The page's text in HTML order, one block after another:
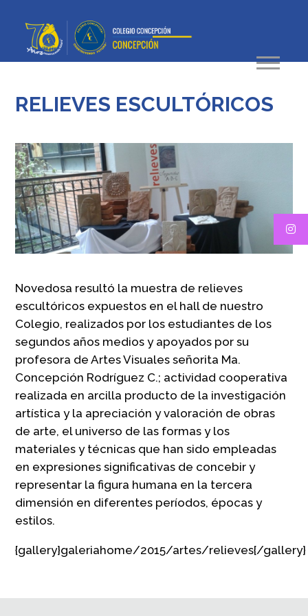
RELIEVES ESCULTÓRICOS
Novedosa resultó la muestra de relieves
escultóricos expuestos en el hall de nuestro
Colegio, realizados por los estudiantes de los
segundos años medios y apoyados por su
profesora de Artes Visuales señorita Ma.
Concepción Rodríguez C.; actividad cooperativa
realizada en arcilla producto de la investigación
artística y la apreciación y valoración de obras
de arte, el universo de las formas y los
materiales y técnicas que han sido empleadas
en expresiones significativas de concebir y
representar la figura humana en la tercera
dimensión en diferentes períodos, épocas y
estilos.
{gallery}galeriahome/2015/artes/relieves{/gallery}